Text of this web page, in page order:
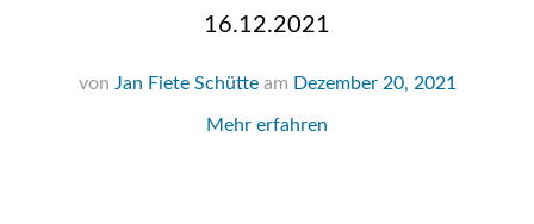
16.12.2021
von Jan Fiete Schütte am Dezember 20, 2021
Mehr erfahren